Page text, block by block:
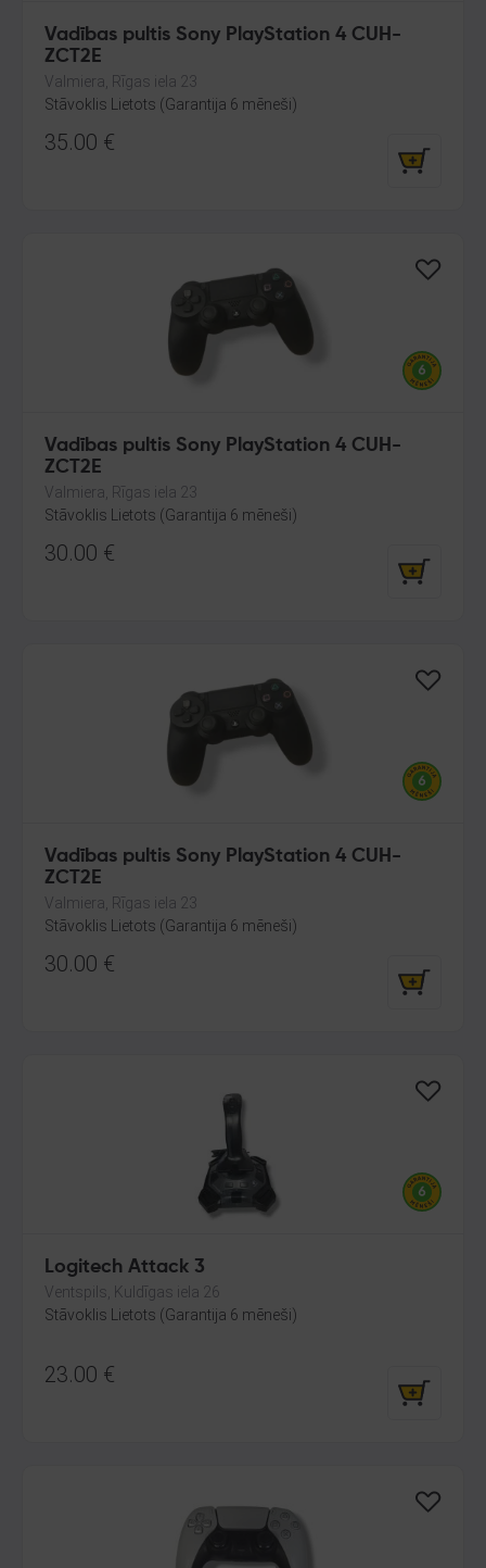
Vadības pultis Sony PlayStation 4 CUH-
ZCT2E
Valmiera, Rīgas iela 23
Stāvoklis Lietots (Garantija 6 mēneši)
35.00 €
Vadības pultis Sony PlayStation 4 CUH-
ZCT2E
Valmiera, Rīgas iela 23
Stāvoklis Lietots (Garantija 6 mēneši)
30.00 €
Vadības pultis Sony PlayStation 4 CUH-
ZCT2E
Valmiera, Rīgas iela 23
Stāvoklis Lietots (Garantija 6 mēneši)
30.00 €
Logitech Attack 3
Ventspils, Kuldīgas iela 26
Stāvoklis Lietots (Garantija 6 mēneši)
23.00 €